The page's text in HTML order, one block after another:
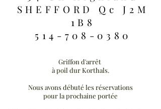
SHEFFORD Qc J2M
1B8
514-708-0380
Griffon d'arrêt
à poil dur Korthals.
Nous avons débuté les réservations
pour la prochaine portée